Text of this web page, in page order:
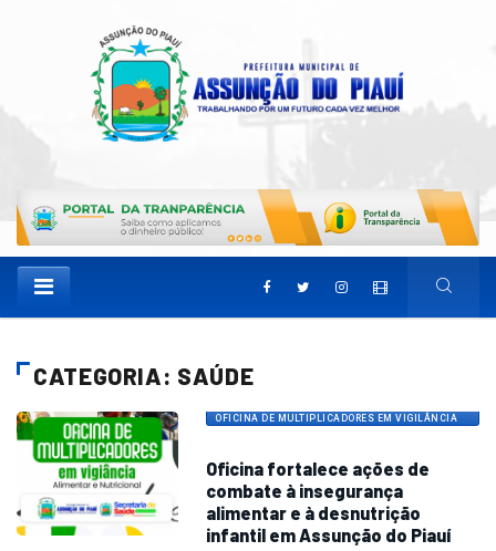
CATEGORIA: SAÚDE
OFICINA DE MULTIPLICADORES EM VIGILÂNCIA
Oficina fortalece ações de
combate à insegurança
alimentar e à desnutrição
infantil em Assunção do Piauí